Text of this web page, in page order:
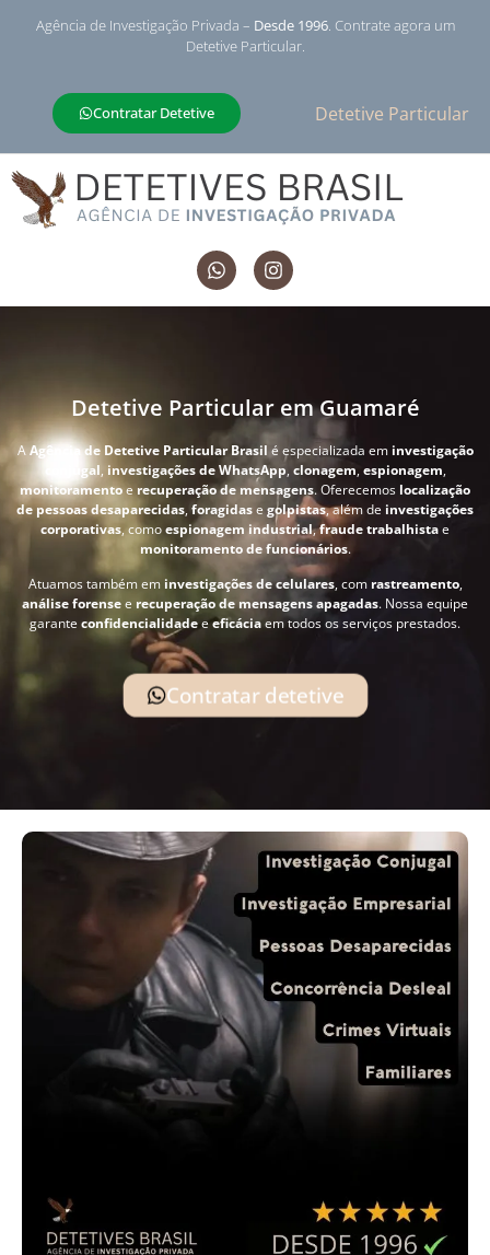
Agência de Investigação Privada – Desde 1996. Contrate agora um
Detetive Particular.
Contratar Detetive Detetive Particular
Detetive Particular em Guamaré
AAgência de Detetive Particular Brasil é especializada em investigação
conjugal, investigações de WhatsApp, clonagem,espionagem,
monitoramentoe recuperação de mensagens. Oferecemos localização
de pessoas desaparecidas, foragidase golpistas, além de investigações
corporativas, comoespionagem industrial,fraude trabalhistae
monitoramento de funcionários.
Atuamos também em investigações de celulares, com rastreamento,
análise forensee recuperação de mensagens apagadas. Nossa equipe
garante confidencialidadeeeficáciaem todos os serviços prestados.
Contratar detetive